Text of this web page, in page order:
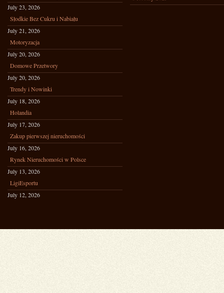
July 23, 2026
Słodkie Bez Cukru i Nabiału
July 21, 2026
Motoryzacja
July 20, 2026
Domowe Przetwory
July 20, 2026
Trendy i Nowinki
July 18, 2026
Holandia
July 17, 2026
Zakup pierwszej nieruchomości
July 16, 2026
Rynek Nieruchomości w Polsce
July 13, 2026
LigiEsportu
July 12, 2026